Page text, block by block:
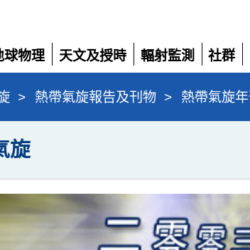
球物理
天文及授時
展
開
輻射監測
展
開
社群
展
開
> 熱帶氣旋報告及刊物 > 熱帶氣旋年
旋